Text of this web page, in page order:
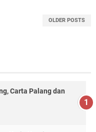
OLDER POSTS
Carta Palang dan